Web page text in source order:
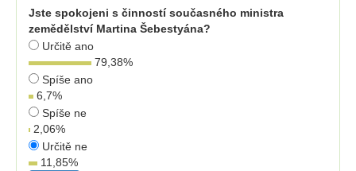
Jste spokojeni s činností současného ministra
zemědělství Martina Šebestyána?
Určitě ano
79,38%
Spíše ano
6,7%
Spíše ne
2,06%
Určitě ne
11,85%